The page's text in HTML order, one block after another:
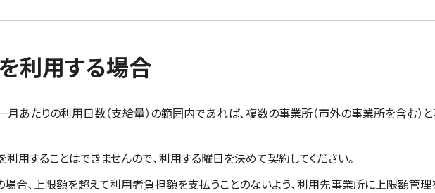
利用する場合
あたりの利用日数（支給量）の範囲内であれば、複数の事業所（市外の事業所を含む）
用することはできませんので、利用する曜日を決めて契約してください。
合、上限額を超えて利用者負担額を支払うことのないよう、利用先事業所に上限額管